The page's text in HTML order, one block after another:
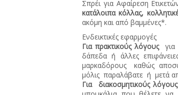
Σπρέι για Αφαίρεση
κατάλοιπα κόλλας,
ακόμη και από βαμμένες*.
Ενδεικτικές εφαρμογές
Για πρακτικούς λόγους
δάπεδα ή άλλες
μαρκαδόρους καθώς
μόλις παραλάβατε ή μετά
Για διακοσμητικούς λόγους